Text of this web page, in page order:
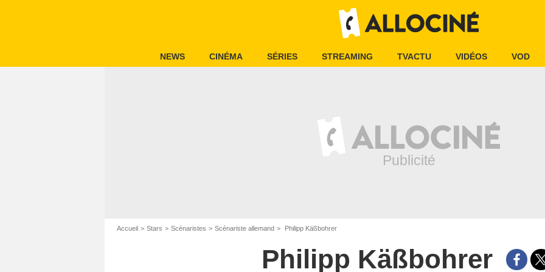
NEWS CINÉMA SÉRIES STREAMING TVACTU VIDÉOS VOD
Accueil Stars Scénaristes Scénariste allemand Philipp Käßbohrer
Philipp Käßbohrer